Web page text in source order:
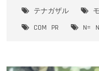
テナガザル
COM
PR N=